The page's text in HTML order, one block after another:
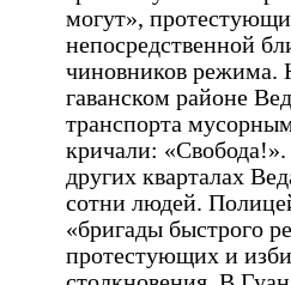
могут»,
непосредственной
чиновников режима.
гаванском районе
транспорта
кричали:
других кварталах
сотни людей.
«бригады быстрого
протестующих и